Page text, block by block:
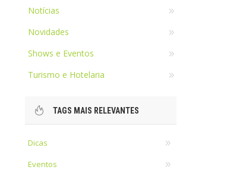
Notícias
Novidades
Shows e Eventos
Turismo e Hotelaria
TAGS MAIS RELEVANTES
Dicas
Eventos